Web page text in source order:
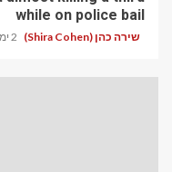
while on police bail
שירה כהן (Shira Cohen) 2 ימים ago